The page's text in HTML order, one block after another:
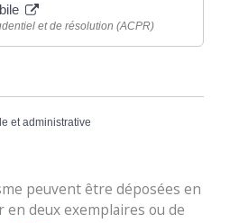
et de résolution (ACPR)
et administrative
peuvent être déposées en
deux exemplaires ou de